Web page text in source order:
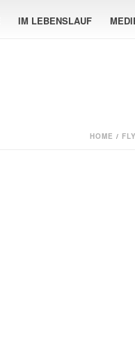
IM LEBENSLAUF
HOME /